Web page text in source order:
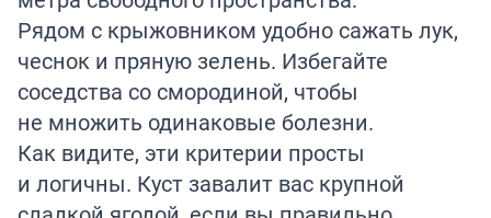
Рядом с крыжовником удобно сажать лук,
чеснок и пряную зелень. Избегайте
соседства со смородиной, чтобы
не множить одинаковые болезни.
Как видите, эти критерии просты
и логичны. Куст завалит вас крупной